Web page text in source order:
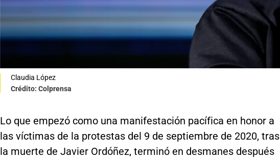
Claudia López
Crédito: Colprensa
Lo que empezó como una manifestación pacífica en honor a
las víctimas de la protestas del 9 de septiembre de 2020, tras
la muerte de Javier Ordóñez, terminó en desmanes después